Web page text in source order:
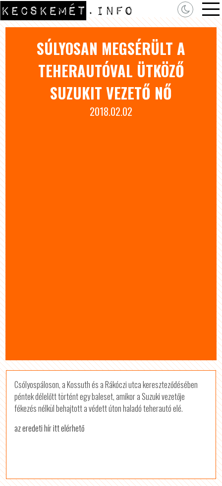
SÚLYOSAN MEGSÉRÜLT A
TEHERAUTÓVAL ÜTKÖZŐ
SUZUKIT VEZETŐ NŐ
2018.02.02
Csólyospáloson, a Kossuth és a Rákóczi utca kereszteződésében
péntek délelőtt történt egy baleset, amikor a Suzuki vezetője
fékezés nélkül behajtott a védett úton haladó teherautó elé.
az eredeti hír itt elérhető